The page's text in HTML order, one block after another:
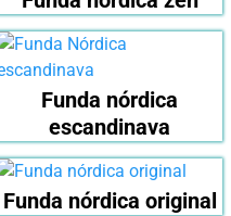
Funda nórdica
escandinava
Funda nórdica original